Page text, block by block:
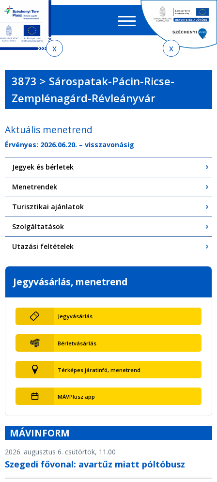
menetrendkeresőhöz
almenühöz
tartalomra
oldaltérképre
EN HU
űrlap
3873 > Sárospatak-Pácin-Ricse-
Zemplénagárd-Révleányvár
Aktuális menetrend
Érvényes: 2026.06.20. – visszavonásig
Jegyek és bérletek
Menetrendek
Turisztikai ajánlatok
Szolgáltatások
Utazási feltételek
Jegyvásárlás, menetrend
Jegyvásárlás
Bérletvásárlás
Térképes járatinfó, menetrend
MÁVPlusz app
MÁVINFORM
2026. augusztus 6. csütörtök, 11.00
Szegedi fővonal: avartűz miatt póltóbusz